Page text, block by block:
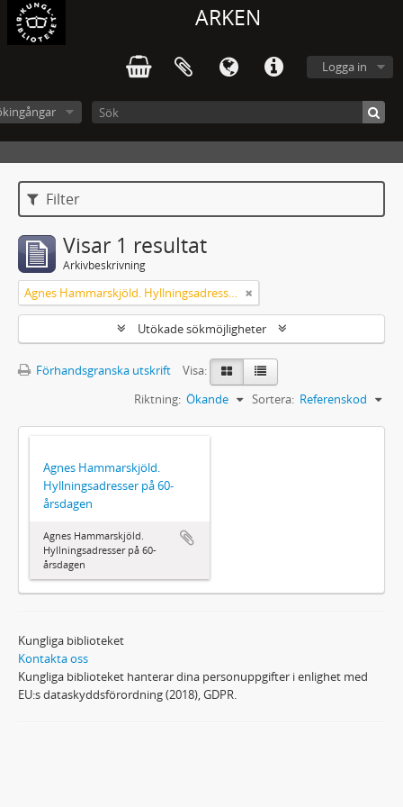
ARKEN
Logga in
Filter
Visar 1 resultat
Arkivbeskrivning
Agnes Hammarskjöld. Hyllningsadresser på 60-årsdagen
Utökade sökmöjligheter
Förhandsgranska utskrift
Visa:
Sortera: Referenskod
Riktning: Ökande
Agnes Hammarskjöld.
Hyllningsadresser på 60-
årsdagen
Agnes Hammarskjöld.
Hyllningsadresser på 60-
årsdagen
Kungliga biblioteket
Kontakta oss
Kungliga biblioteket hanterar dina personuppgifter i enlighet med
EU:s dataskyddsförordning (2018), GDPR.